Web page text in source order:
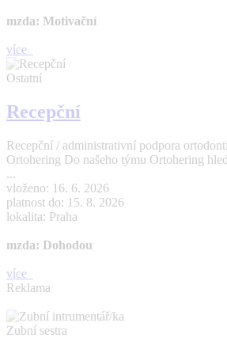
mzda: Motivační
více
Ostatní
Recepční
Recepční / administrativní podpora
Ortohering Do našeho týmu Ortohering
...
vloženo: 16. 6. 2026
platnost do: 15. 8. 2026
lokalita: Praha
mzda: Dohodou
více
Reklama
Zubní sestra